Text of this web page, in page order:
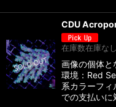
CDU
在庫数在庫なし
画像の個体
環境：Red
系カラーフィ
での支払いに